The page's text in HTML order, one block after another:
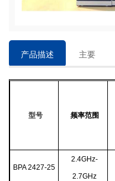
产品描述
主要
型号 频率范围
BPA 2427-25
2.4GHz-
2.7GHz